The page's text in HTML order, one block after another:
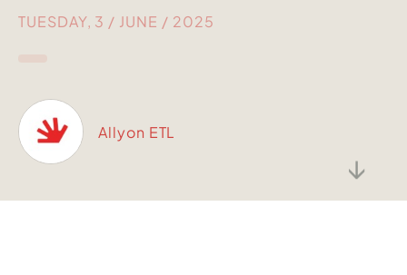
↓
TUESDAY, 3 / JUNE / 2025
Allyon ETL